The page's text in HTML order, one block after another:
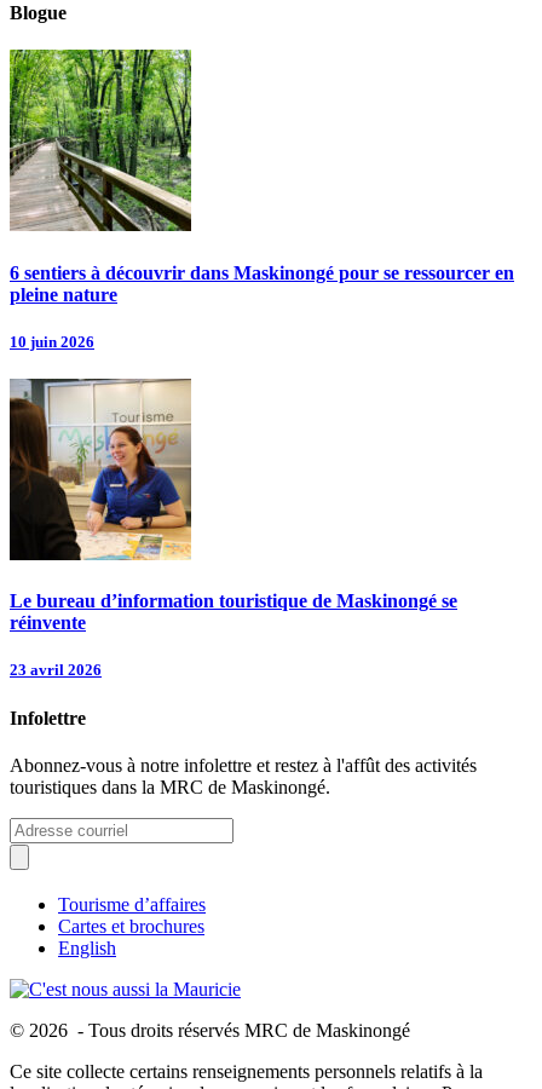
Blogue
6 sentiers à découvrir dans Maskinongé pour se ressourcer en
pleine nature
10 juin 2026
Le bureau d’information touristique de Maskinongé se
réinvente
23 avril 2026
Infolettre
Abonnez-vous à notre infolettre et restez à l'affût des activités
touristiques dans la MRC de Maskinongé.
Tourisme d’affaires
Cartes et brochures
English
© 2026 - Tous droits réservés MRC de Maskinongé
Ce site collecte certains renseignements personnels relatifs à la